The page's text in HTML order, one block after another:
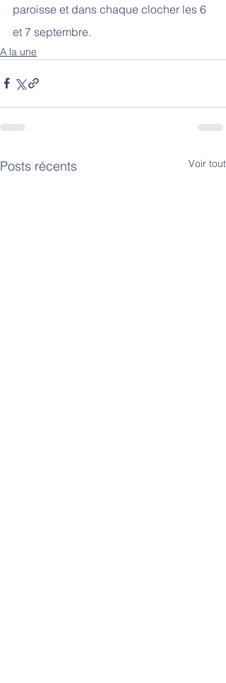
paroisse et dans chaque clocher les 6
et 7 septembre.
A la une
Posts récents Voir tout